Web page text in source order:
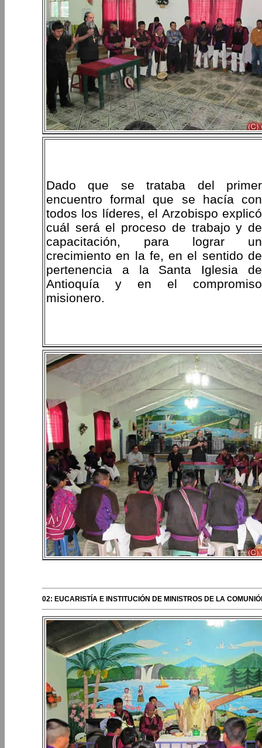
Dado que se trataba del primer
encuentro formal que se hacía con
todos los líderes, el Arzobispo explicó
cuál será el proceso de trabajo y de
capacitación, para lograr un
crecimiento en la fe, en el sentido de
pertenencia a la Santa Iglesia de
Antioquía y en el compromiso
misionero.
02: EUCARISTÍA E INSTITUCIÓN DE MINISTROS DE LA